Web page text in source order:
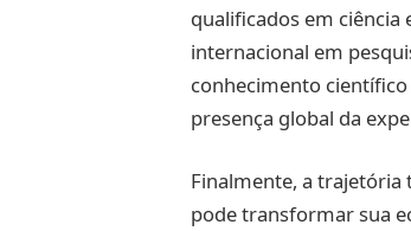
qualificados em
internacional em
conhecimento
presença global da
Finalmente, a trajetória
pode transformar sua